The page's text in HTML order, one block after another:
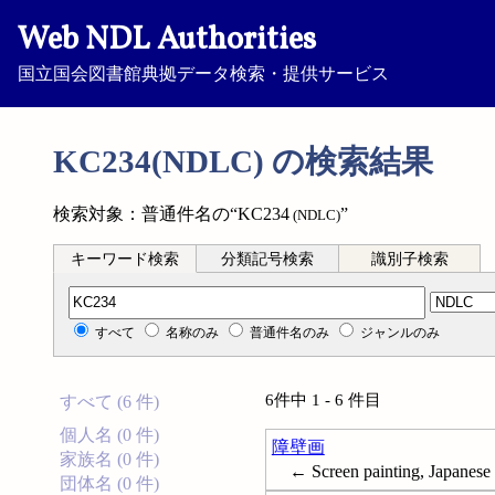
Web NDL Authorities
国立国会図書館典拠データ検索・提供サービス
KC234(NDLC) の検索結果
検索対象：普通件名の“KC234 (NDLC)”
キーワード検索 分類記号検索 識別子検索
分類記号検索
すべて 名称のみ 普通件名のみ ジャンルのみ
すべて (6 件)
個人名 (0 件)
家族名 (0 件)
団体名 (0 件)
6件中 1 - 6 件目
障壁画
← Screen painting, Japanese